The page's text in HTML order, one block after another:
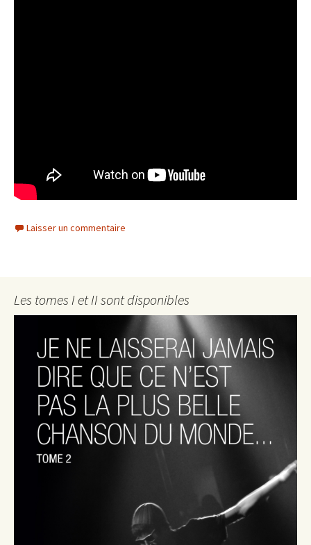
Laisser un commentaire
Les tomes I et II sont disponibles